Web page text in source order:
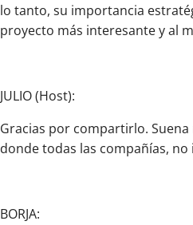
lo tanto, su importancia
proyecto más interesante y al
JULIO (Host):
Gracias por compartirlo.
donde todas las compañías,
BORJA: